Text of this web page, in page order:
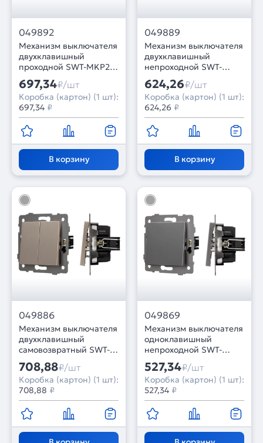
049892
Механизм выключателя
двухклавишный
проходной SWT-MKP2-
PL-WH-V (250V, 10A)
(Arlight, -)
697,34₽/шт
Коробка (картон) (1 шт):
697,34 ₽
В корзину
049889
Механизм выключателя
двухклавишный
непроходной SWT-
MK02-PL-GR-V (250V,
10A) (Arlight, -)
624,26₽/шт
Коробка (картон) (1 шт):
624,26 ₽
В корзину
049886
Механизм выключателя
двухклавишный
самовозвратный SWT-
MKR2-PL-GD-V (250V,
10A) (Arlight, -)
708,88₽/шт
Коробка (картон) (1 шт):
708,88 ₽
049869
Механизм выключателя
одноклавишный
непроходной SWT-
MK01-PL-GR-V (250V,
10A) (Arlight, -)
527,34₽/шт
Коробка (картон) (1 шт):
527,34 ₽